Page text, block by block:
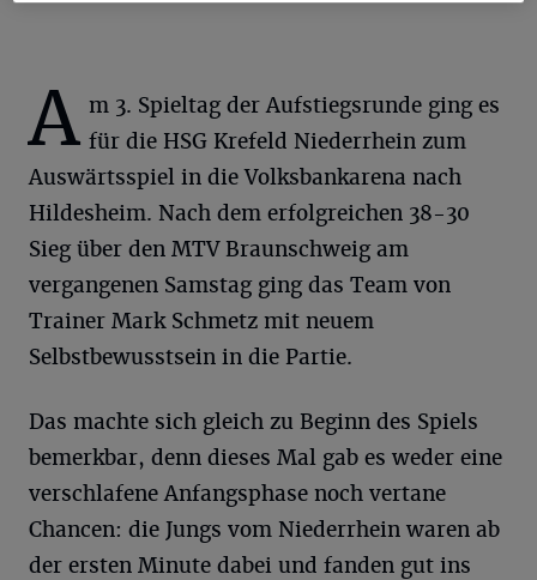
A m 3. Spieltag der Aufstiegsrunde ging es
für die HSG Krefeld Niederrhein zum
Auswärtsspiel in die Volksbankarena nach
Hildesheim. Nach dem erfolgreichen 38-30
Sieg über den MTV Braunschweig am
vergangenen Samstag ging das Team von
Trainer Mark Schmetz mit neuem
Selbstbewusstsein in die Partie.
Das machte sich gleich zu Beginn des Spiels
bemerkbar, denn dieses Mal gab es weder eine
verschlafene Anfangsphase noch vertane
Chancen: die Jungs vom Niederrhein waren ab
der ersten Minute dabei und fanden gut ins